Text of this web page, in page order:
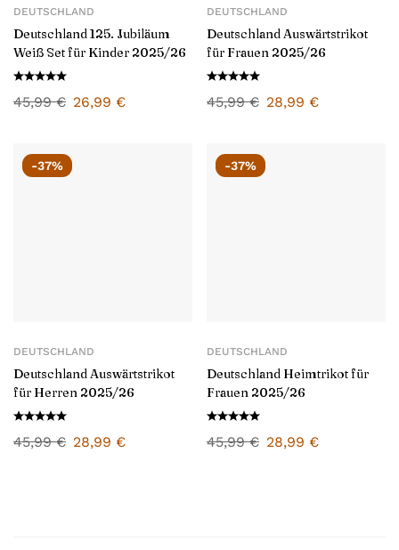
DEUTSCHLAND
Deutschland 125. Jubiläum
Weiß Set für Kinder 2025/26
45,99€ 26,99 €
DEUTSCHLAND
Deutschland Auswärtstrikot
für Frauen 2025/26
45,99€ 28,99 €
-37%
DEUTSCHLAND
Deutschland Auswärtstrikot
für Herren 2025/26
45,99€ 28,99 €
-37%
DEUTSCHLAND
Deutschland Heimtrikot für
Frauen 2025/26
45,99€ 28,99 €